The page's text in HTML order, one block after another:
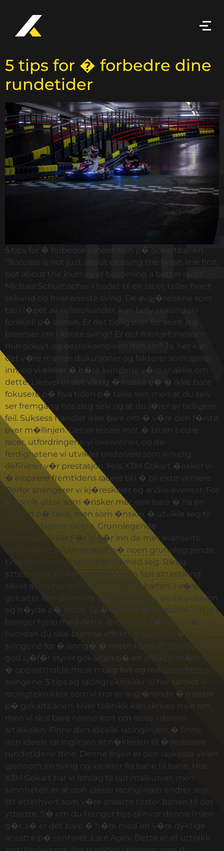
5 tips for � forbedre dine
rundetider
5 tips for � forbedre rundetiden p� gokartbanen
“Success is not just about crossing the finish line first,
but about the journey of becoming a better racer” –
Michael Schumacher I hodet til en racer, teller hvert
sekund og hver eneste sving. De avgj�relsene som
tas i l�pet av millisekunder, kan bety sekunder i
forskjell p� banen. Er det tidlig eller for seint jeg
bremser inn i femte sving? Er det forskjell mellom
min gokart og bestekompisen min sin? Ja, her kan
det v�re mange diskusjoner og faktorer som spiller
inn, og vi elsker � h�re kundene v�re snakke om
dette. Likevel er det viktig � huske p� � ikke bare
fokusere p� hva tiden p� tavla sier, men at du selv
ser fremgang hos deg selv og at du l�rer av tidligere
feil. Suksess handler ikke bare om � v�re den f�rste
over m�llinjen. Det er reisen mot � bli en bedre
racer, utfordringene vi overvinner, og de
ferdighetene vi utvikler underveis som virkelig
definerer v�r prestasjon. Hos X3M Gokart �nsker vi
� inspirere fremtidens racere til i � bli ekte vinnere.
Derfor arrangerer vi kj�reskoler og andre eventer. For
� samle disse som �nsker mer enn bare � ha en
god tid p� tavla, men som �nsker � utvikle seg til
morgendagens racere. Grunnlegende
racingteknikker F�r vi g�r inn de mer avanserte
teknikkene, la oss se raskt p� noen grunnleggende
ting som enhver racer b�r ta med seg: Riktig
sittestilling: En komfortabel, men fast sittestilling
sikrer at du har full kontroll over gokarten. I v�re
gokarter kan du endre p� setestilling, pedal posisjon
og h�yde p� rattet. Sp�r en av v�re ansatte om du
trenger hjelp med dette. Bremsing: L�r deg n�r og
hvordan du skal bremse effektivt, spesielt f�r
svingene for � unng� � miste kontroll. Styring: En
god sj�f�r styrer gokarten p� en effektiv m�te for
� opprettholde mest mulig fart og redusere tidstap i
svingene. 5 tips og racingteknikker Vi har samlet 5
racingteknikker som vi tror er avgj�rende � mestre
p� gokartbanen. Hver teknikk kan skrives mye om,
men vi skal bare nevne kort om disse i denne
artikkelen. Finne den ideelle racinglinjen: � finne
den ideele racinglinjen er n�kkelen til � redusere
rundetidene dine. Denne linjen er den raskeste veien
gjennom en sving og varierer fra bane til bane. Hos
X3M Gokart har vi forslag til optimalkurver, men
sannheten er at den ideele racinglinjen endrer seg
litt etterhvert som v�re ansatte tester banen til det
ytterste. S� om du trenger tips til hvor denne linjen
g�r, s� er det bare � h�re med en v�re dyktige
ansatte p� senteret. Late Apex: Dette er et uttrykk